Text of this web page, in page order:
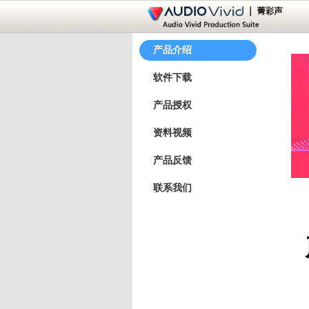
产品介绍
软件下载
产品授权
资料视频
产品反馈
联系我们